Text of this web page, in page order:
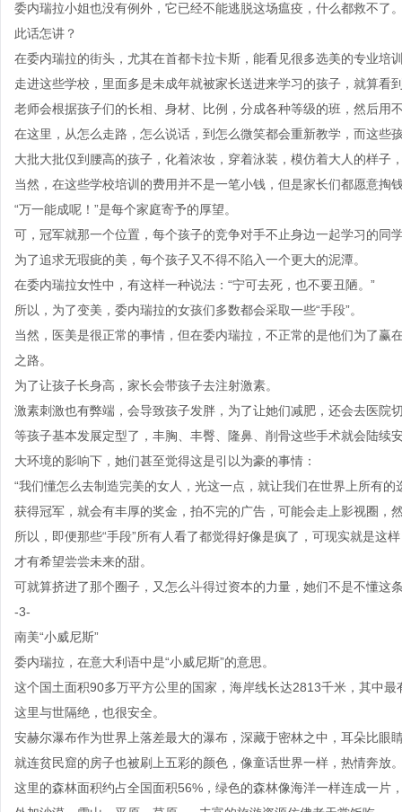
委内瑞拉小姐也没有例外，它已经不能逃脱这场瘟疫，什么都救不了
此话怎讲？
在委内瑞拉的街头，尤其在首都卡拉卡斯，能看见很多选美的专业培
走进这些学校，里面多是未成年就被家长送进来学习的孩子，就算看
老师会根据孩子们的长相、身材、比例，分成各种等级的班，然后用
在这里，从怎么走路，怎么说话，到怎么微笑都会重新教学，而这些
大批大批仅到腰高的孩子，化着浓妆，穿着泳装，模仿着大人的样子
当然，在这些学校培训的费用并不是一笔小钱，但是家长们都愿意掏
“万一能成呢！”是每个家庭寄予的厚望。
可，冠军就那一个位置，每个孩子的竞争对手不止身边一起学习的同
为了追求无瑕疵的美，每个孩子又不得不陷入一个更大的泥潭。
在委内瑞拉女性中，有这样一种说法：“宁可去死，也不要丑陋。”
所以，为了变美，委内瑞拉的女孩们多数都会采取一些“手段”。
当然，医美是很正常的事情，但在委内瑞拉，不正常的是他们为了
之路。
为了让孩子长身高，家长会带孩子去注射激素。
激素刺激也有弊端，会导致孩子发胖，为了让她们减肥，还会去医院
等孩子基本发展定型了，丰胸、丰臀、隆鼻、削骨这些手术就会陆续
大环境的影响下，她们甚至觉得这是引以为豪的事情：
“我们懂怎么去制造完美的女人，光这一点，就让我们在世界上所有的
获得冠军，就会有丰厚的奖金，拍不完的广告，可能会走上影视圈，
所以，即便那些“手段”所有人看了都觉得好像是疯了，可现实就是这
才有希望尝尝未来的甜。
可就算挤进了那个圈子，又怎么斗得过资本的力量，她们不是不懂这
-3-
南美“小威尼斯”
委内瑞拉，在意大利语中是“小威尼斯”的意思。
这个国土面积90多万平方公里的国家，海岸线长达2813千米，其中
这里与世隔绝，也很安全。
安赫尔瀑布作为世界上落差最大的瀑布，深藏于密林之中，耳朵比眼
就连贫民窟的房子也被刷上五彩的颜色，像童话世界一样，热情奔放
这里的森林面积约占全国面积56%，绿色的森林像海洋一样连成一片